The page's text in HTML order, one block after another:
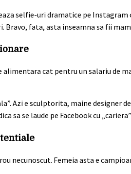
selfie-uri dramatice pe
Bravo, fata, asta inseamna sa fii
cat pentru un salariu de
Azi e sculptorita, maine designer
sa se laude pe Facebook cu
necunoscut. Femeia asta e